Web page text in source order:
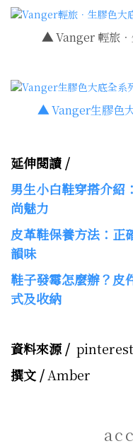
▲Vanger 輕旅．
▲Vanger生膠色
延伸閱讀 /
男生小白鞋穿搭介紹
尚魅力
皮革鞋保養方法：正
韻味
鞋子發霉怎麼辦？皮
式及收納
資料來源 / pinterest
撰文 / Amber